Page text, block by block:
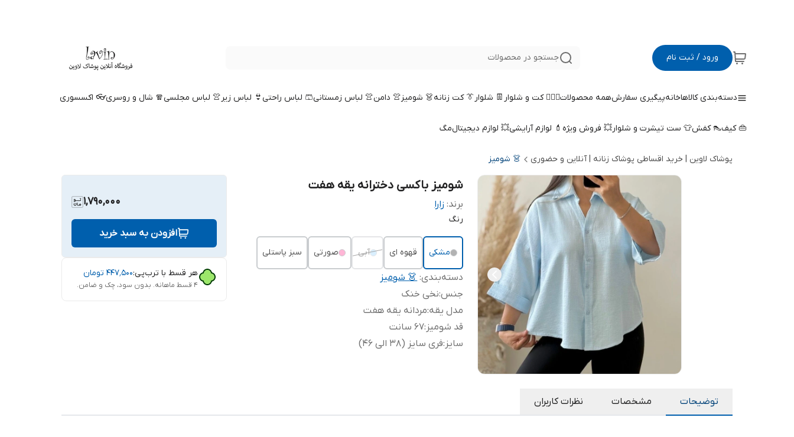
ورود / ثبت نام جستجو در محصولات
دسته‌بندی کالاهاخانهپیگیری سفارشهمه محصولات🤵🏻‍♀️ کت و شلوار 👖 شلوار👔 کت زنانه👗 شومیز👚 دامن👚 لباس زمستانی🩳 لباس راحتی👙 لباس زیر👚 لباس مجلسی🧣 شال و روسری👓 اکسسوری
👜 کیف👠 کفش👕 ست تیشرت و شلوار💥 فروش ویژه 💄 لوازم آرایشی💥 لوازم دیجیتالمگ
پوشاک لاوین | خرید اقساطی پوشاک زنانه | آنلاین و حضوری 👗 شومیز
شومیز باکسی دخترانه یقه هفت
برند: زارا
رنگ
مشکی قهوه ای آبی صورتی سبز پاستلی
دسته‌بندی:👗 شومیز
جنس:نخی خنک
مدل یقه:مردانه یقه هفت
قد شومیز :67 سانت
سایز :فری سایز (38 الی 46)
1,790,000
افزودن به سبد خرید
هر قسط با ترب‌پی:۴۴۷٬۵۰۰ تومان
۴ قسط ماهانه. بدون سود، چک و ضامن.
توضیحات مشخصات نظرات کاربران